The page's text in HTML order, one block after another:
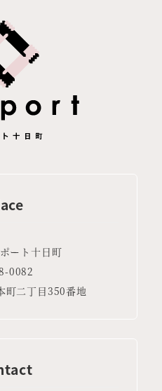
ート十日町
0082
町二丁目350番地